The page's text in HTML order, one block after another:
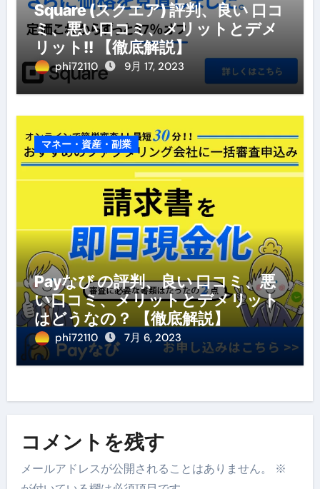
Square (スクエア) 評判、良い 口コ
ミ、悪い口コミ、メリットとデメ
リット!! 【徹底解説】
phi72110 9月 17, 2023
マネー・資産・副業
Payなび の評判、良い 口コミ、悪
い口コミ、メリットとデメリット
はどうなの？ 【徹底解説】
phi72110 7月 6, 2023
コメントを残す
メールアドレスが公開されることはありません。
※